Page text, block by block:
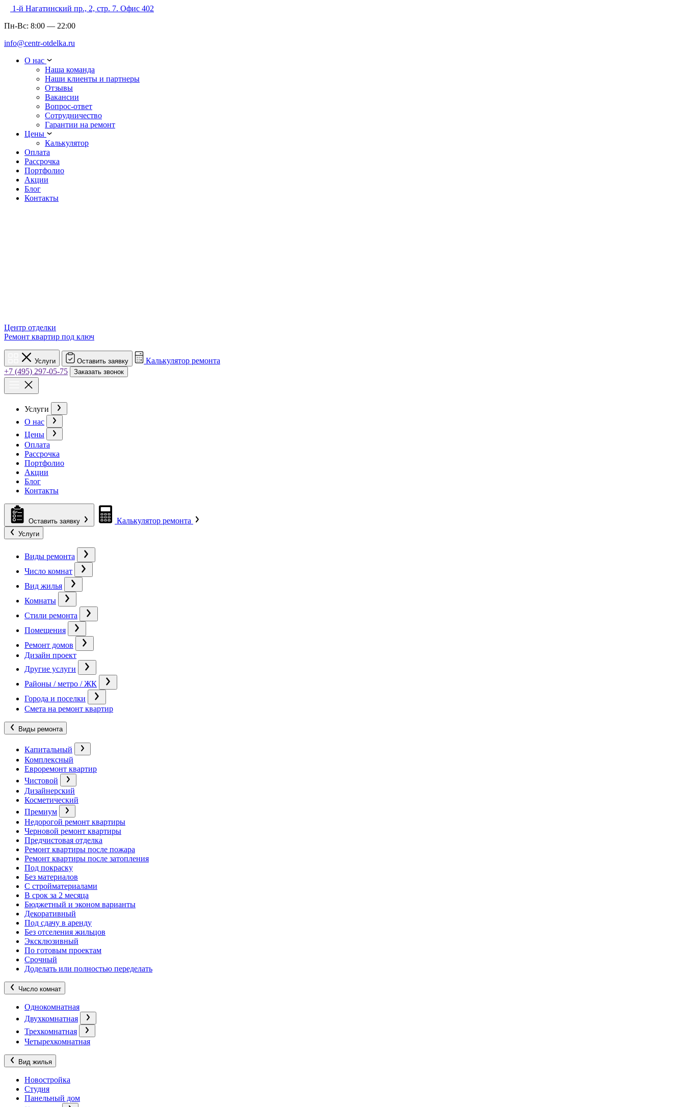
1-й Нагатинский пр., 2, стр. 7. Офис 402
Пн-Вс: 8:00 — 22:00
info@centr-otdelka.ru
О нас
Наша команда
Наши клиенты и партнеры
Отзывы
Вакансии
Вопрос-ответ
Сотрудничество
Гарантии на ремонт
Цены
Калькулятор
Оплата
Рассрочка
Портфолио
Акции
Блог
Контакты
Центр отделки
Ремонт квартир под ключ
Услуги Оставить заявку
Калькулятор ремонта
+7 (495) 297-05-75
Заказать звонок
Услуги
О нас
Цены
Оплата
Рассрочка
Портфолио
Акции
Блог
Контакты
Оставить заявку Калькулятор ремонта
Услуги
Виды ремонта
Число комнат
Вид жилья
Комнаты
Стили ремонта
Помещения
Ремонт домов
Дизайн проект
Другие услуги
Районы / метро / ЖК
Города и поселки
Смета на ремонт квартир
Виды ремонта
Капитальный
Комплексный
Евроремонт квартир
Чистовой
Дизайнерский
Косметический
Премиум
Недорогой ремонт квартиры
Черновой ремонт квартиры
Предчистовая отделка
Ремонт квартиры после пожара
Ремонт квартиры после затопления
Под покраску
Без материалов
С стройматериалами
В срок за 2 месяца
Бюджетный и эконом варианты
Декоративный
Под сдачу в аренду
Без отселения жильцов
Эксклюзивный
По готовым проектам
Срочный
Доделать или полностью переделать
Число комнат
Однокомнатная
Двухкомнатная
Трехкомнатная
Четырехкомнатная
Вид жилья
Новостройка
Студия
Панельный дом